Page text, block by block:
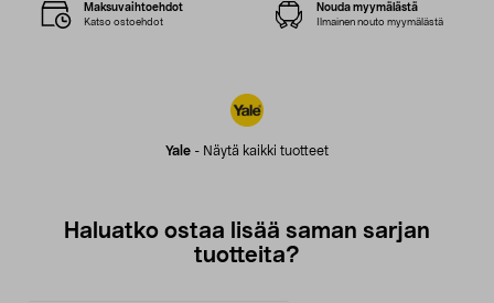
Yale - Näytä kaikki tuotteet
Maksuvaihtoehdot
Katso ostoehdot
Nouda myymälästä
Ilmainen nouto myymälästä
Haluatko ostaa lisää saman sarjan
tuotteita?